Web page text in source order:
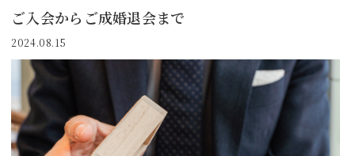
ご入会からご成婚退会まで
2024.08.15